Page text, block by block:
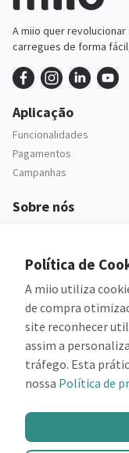
A miio quer
carregues de forma
Aplicação
Funcionalidades
Pagamentos
Campanhas
Sobre nós
Legal
Política de privacidade
Termos e condições
Política de
A miio utiliza
de compra
site reconhecer
assim a
tráfego. Esta
nossa Política de